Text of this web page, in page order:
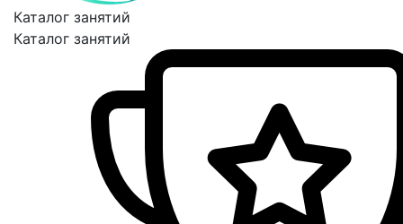
Каталог занятий
Каталог занятий